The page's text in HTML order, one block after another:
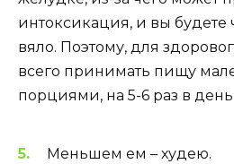
интоксикация, и вы будете
вяло. Поэтому, для
всего принимать пищу
порциями, на 5-6 раз в день.
Меньшем ем – худею.